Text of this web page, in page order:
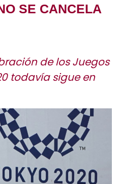
SE CANCELA
de los Juegos
todavía sigue en